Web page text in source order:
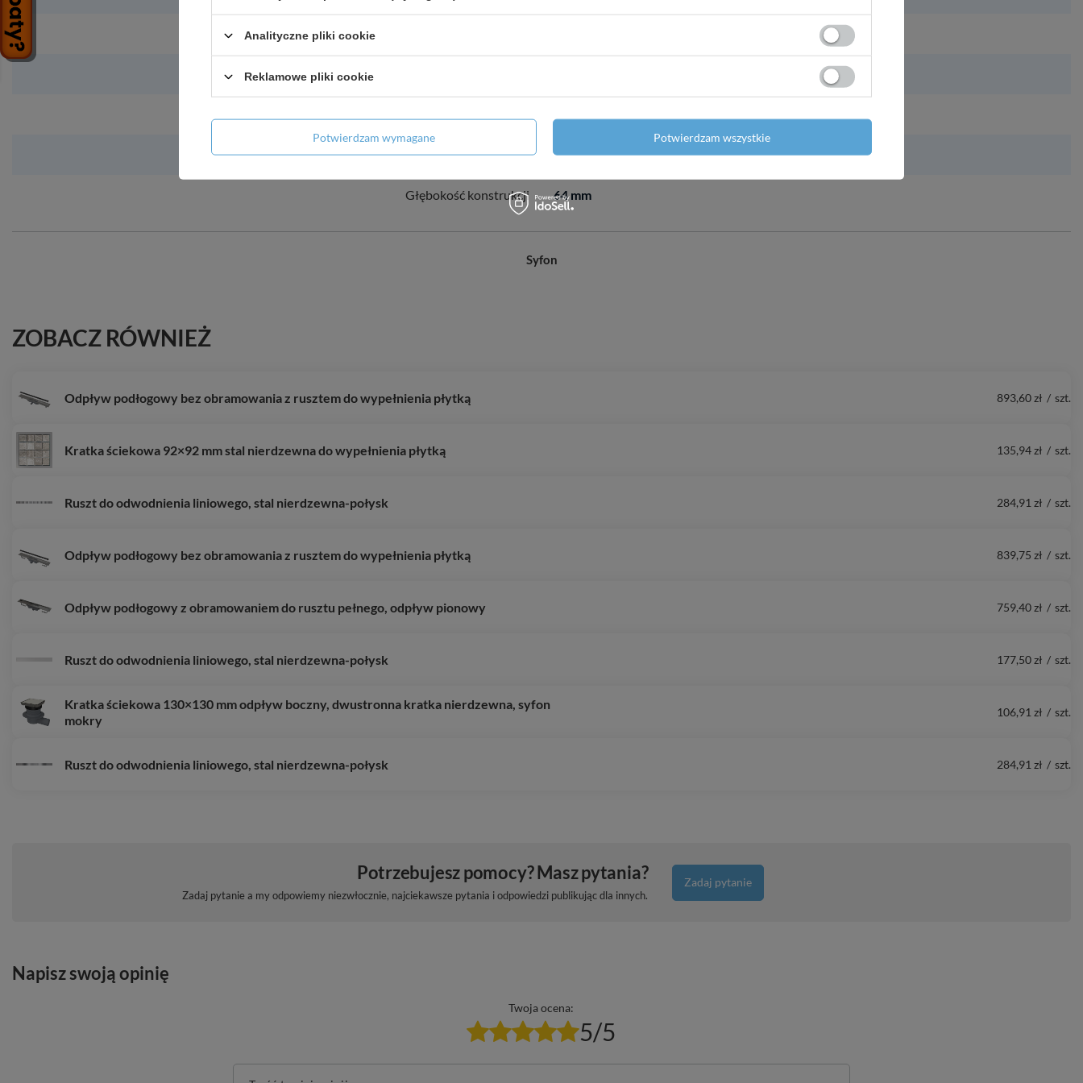
Odporność syfonu na ciśnienie
Szerokość obudowy 60 mm
Głębokość konstrukcji 64 mm
Syfon
ZOBACZ RÓWNIEŻ
Odpływ podłogowy bez obramowania z rusztem do wypełnienia płytką 893,60 zł / szt.
Kratka ściekowa 92×92 mm stal nierdzewna do wypełnienia płytką 135,94 zł / szt.
Ruszt do odwodnienia liniowego, stal nierdzewna-połysk 284,91 zł / szt.
Odpływ podłogowy bez obramowania z rusztem do wypełnienia płytką 839,75 zł / szt.
Odpływ podłogowy z obramowaniem do rusztu pełnego, odpływ pionowy 759,40 zł / szt.
Ruszt do odwodnienia liniowego, stal nierdzewna-połysk 177,50 zł / szt.
Kratka ściekowa 130×130 mm odpływ boczny, dwustronna kratka nierdzewna, syfon
mokry
106,91 zł / szt.
Ruszt do odwodnienia liniowego, stal nierdzewna-połysk 284,91 zł / szt.
Potrzebujesz pomocy? Masz pytania?
Zadaj pytanie a my odpowiemy niezwłocznie, najciekawsze pytania i odpowiedzi publikując dla innych.
Zadaj pytanie
Napisz swoją opinię
Twoja ocena:
5/5
Analityczne pliki cookie
Reklamowe pliki cookie
Potwierdzam wymagane Potwierdzam wszystkie